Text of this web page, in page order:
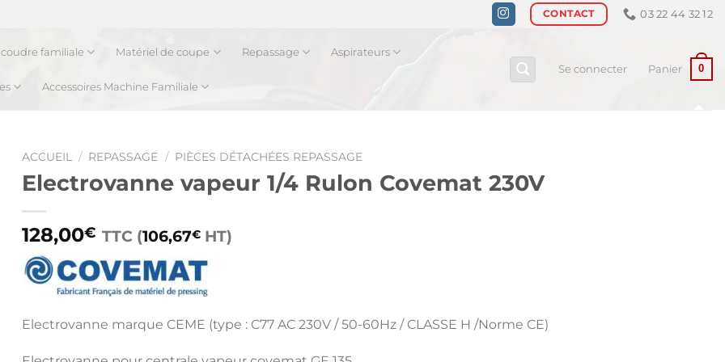
CONTACT 03 22 44 32 12
familiale Matériel de coupe Repassage Aspirateurs
Accessoires Machine Familiale
Se connecter Panier 0
ACCUEIL / REPASSAGE / PIÈCES DÉTACHÉES REPASSAGE
Electrovanne vapeur 1/4 Rulon Covemat 230V
128,00€ TTC (106,67€ HT)
Electrovanne marque CEME (type : C77 AC 230V / 50-60Hz / CLASSE H /Norme CE)